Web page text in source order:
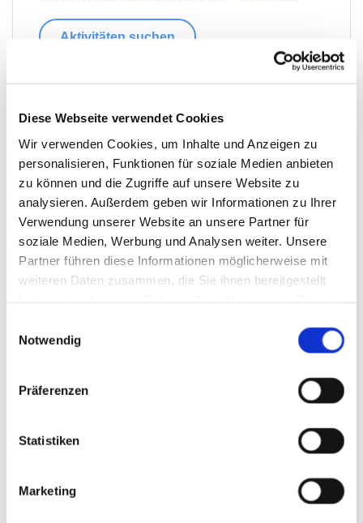
Diese Webseite verwendet Cookies
Wir verwenden Cookies, um Inhalte und Anzeigen zu
personalisieren, Funktionen für soziale Medien anbieten
zu können und die Zugriffe auf unsere Website zu
analysieren. Außerdem geben wir Informationen zu Ihrer
Verwendung unserer Website an unsere Partner für
soziale Medien, Werbung und Analysen weiter. Unsere
Partner führen diese Informationen möglicherweise mit
weiteren Daten zusammen, die Sie ihnen bereitgestellt
Notwendig
Präferenzen
Statistiken
Marketing
Aktivitäten suchen
Drive&Park